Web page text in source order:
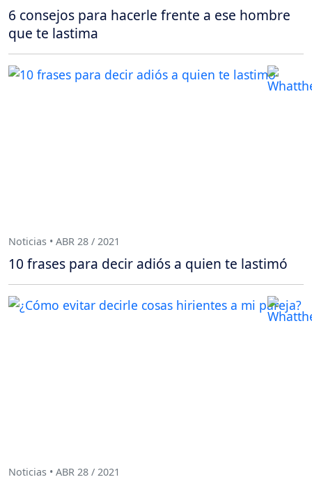
6 consejos para hacerle frente a ese hombre
que te lastima
Noticias • ABR 28 / 2021
10 frases para decir adiós a quien te lastimó
Noticias • ABR 28 / 2021